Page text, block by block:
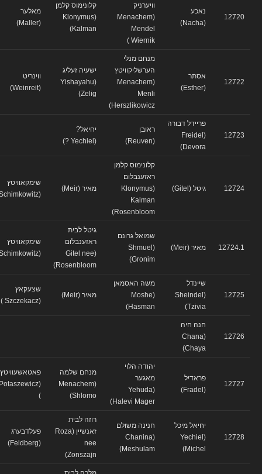
12720
נאכע
וויערניק
(Menachem
Mendel
Wiernik )
קלונימוס קלמן
(Klonymus
Kalman)
מאלער
12722
אסתר
מנחם מנלי
הערשליקוויטץ
(Menachem
Menli
Herszlikowicz)
ישעיה זעליג
(Yishayahu
Zelig)
ווינריט
12723
פריידל דבורה
(Freidel
Devora)
ראובן
יחיאל?
12724 גיטל (Gitel)
קלונימוס קלמן
ראזענבלום
(Klonymus
Kalman
Rosenbloom)
מאיר (Meir)
שימקאוויטץ
12724.1 מאיר (Meir)
שמואל גרונם
(Shmuel
Gronim)
גיטל לבית
ראזענבלום
(Gitel nee
Rosenbloom)
שימקאוויטץ
12725
שיינדל
(Sheindel
Tzivia)
משה האסמאן
(Moshe
Hasman)
מאיר (Meir)
שצעקאץ
12726
חנה חיה
(Chana
Chaya)
12727
פראדיל
יהודה הלוי
מאגער
(Yehuda
Halevi Mager)
מנחם שלמה
(Menachem
Shlomo)
פאטאשעוויטץ
(Potaszewicz
12728
יחיאל מיכל
(Yechiel
Michel)
חנינה משולם
(Chanina
Meshulam)
רוזה לבית
זאנשיין (Roza
nee
Zonszajn)
פעלדבערג